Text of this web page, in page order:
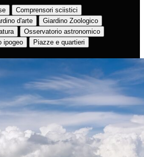
Comprensori sciistici
d'arte
Giardino Zoologico
Osservatorio astronomico
ipogeo
Piazze e quartieri